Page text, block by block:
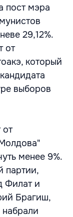
пост мэра
29,12%.
от
который
выборов
от
менее 9%.
партии,
Филат и
Брагиш,